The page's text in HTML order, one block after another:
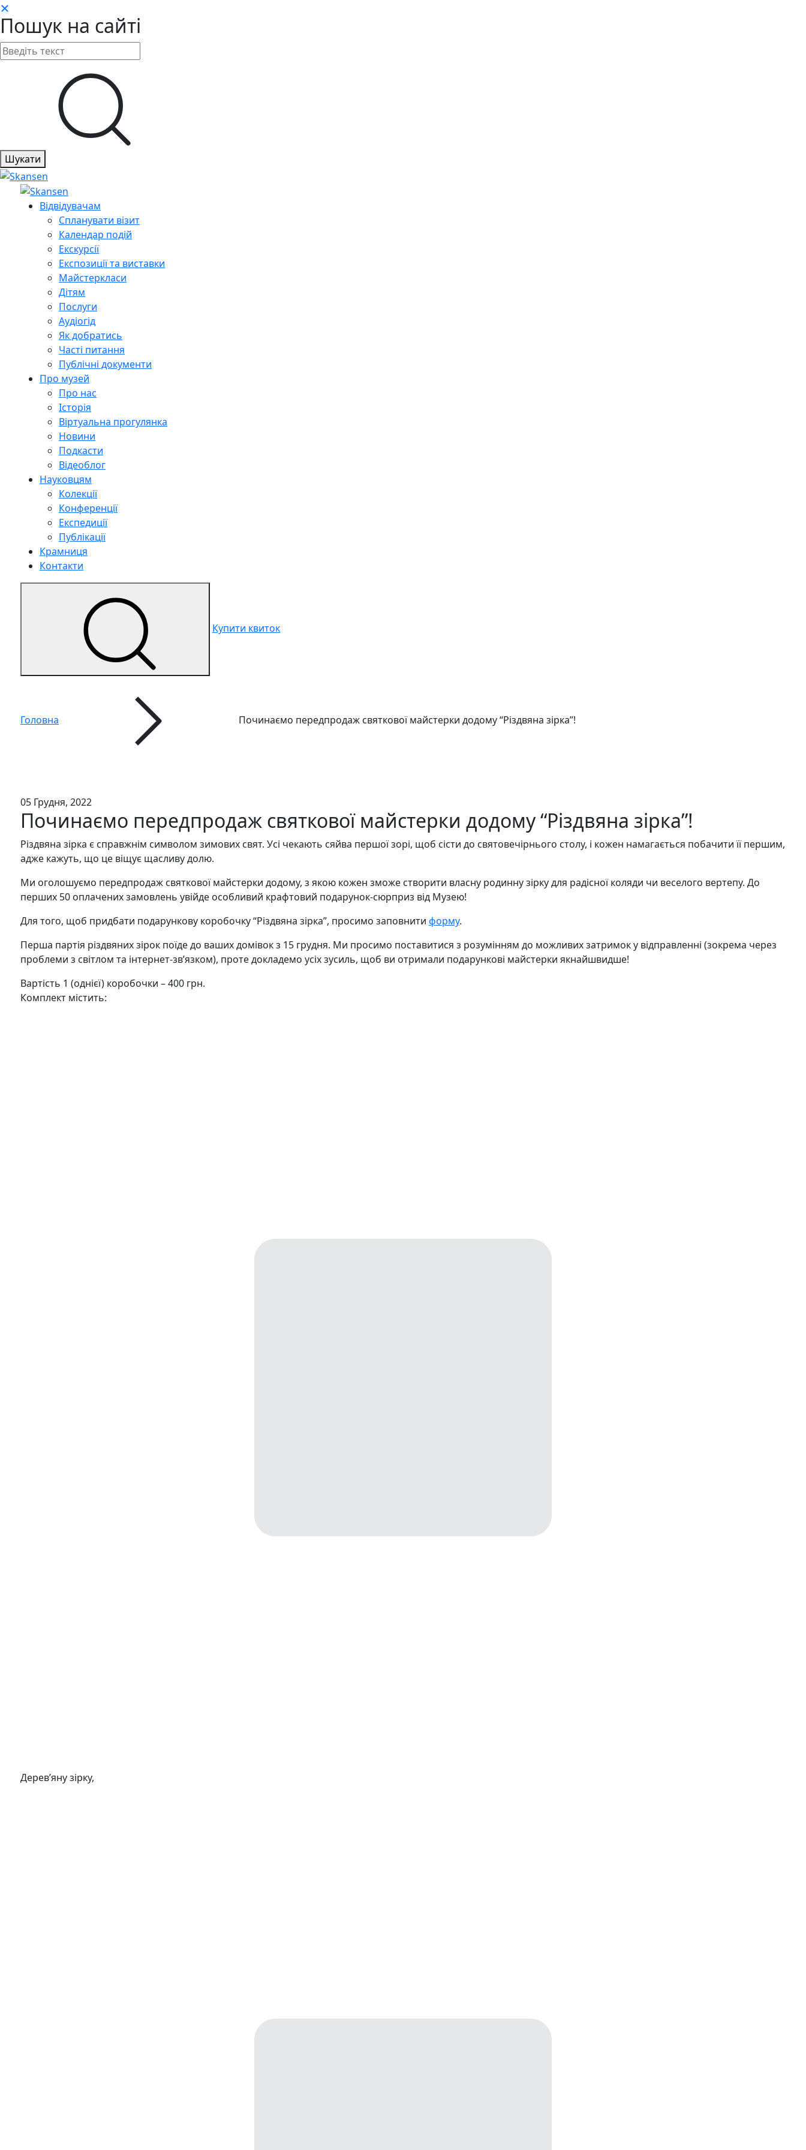
Пошук на сайті
Шукати
Відвідувачам
Спланувати візит
Календар подій
Екскурсії
Експозиції та виставки
Майстеркласи
Дітям
Послуги
Аудіогід
Як добратись
Часті питання
Публічні документи
Про музей
Про нас
Історія
Віртуальна прогулянка
Новини
Подкасти
Відеоблог
Науковцям
Колекції
Конференції
Експедиції
Публікації
Крамниця
Контакти
Купити квиток
Головна Починаємо передпродаж святкової майстерки додому “Різдвяна зірка”!
05 Грудня, 2022
Починаємо передпродаж святкової майстерки додому “Різдвяна зірка”!
Різдвяна зірка є справжнім символом зимових свят. Усі чекають сяйва першої зорі, щоб сісти до святовечірнього столу, і кожен намагається побачити її першим,
адже кажуть, що це віщує щасливу долю.
Ми оголошуємо передпродаж святкової майстерки додому, з якою кожен зможе створити власну родинну зірку для радісної коляди чи веселого вертепу. До
перших 50 оплачених замовлень увійде особливий крафтовий подарунок-сюрприз від Музею!
Для того, щоб придбати подарункову коробочку “Різдвяна зірка”, просимо заповнити форму.
Перша партія різдвяних зірок поїде до ваших домівок з 15 грудня. Ми просимо поставитися з розумінням до можливих затримок у відправленні (зокрема через
проблеми з світлом та інтернет-зв’язком), проте докладемо усіх зусиль, щоб ви отримали подарункові майстерки якнайшвидше!
Вартість 1 (однієї) коробочки – 400 грн.
Комплект містить:
Дерев’яну зірку,